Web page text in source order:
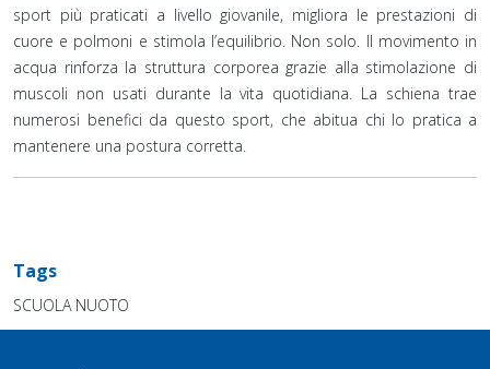
sport più praticati a livello giovanile, migliora le prestazioni di
cuore e polmoni e stimola l’equilibrio. Non solo. Il movimento in
acqua rinforza la struttura corporea grazie alla stimolazione di
muscoli non usati durante la vita quotidiana. La schiena trae
numerosi benefici da questo sport, che abitua chi lo pratica a
mantenere una postura corretta.
Tags
SCUOLA NUOTO